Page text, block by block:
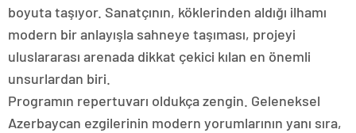
boyuta taşıyor. Sanatçının, köklerinden aldığı ilhamı
modern bir anlayışla sahneye taşıması, projeyi
uluslararası arenada dikkat çekici kılan en önemli
unsurlardan biri.
Programın repertuvarı oldukça zengin. Geleneksel
Azerbaycan ezgilerinin modern yorumlarının yanı sıra,